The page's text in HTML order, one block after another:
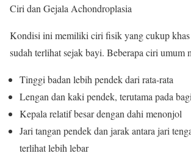
Ciri dan Gejala Achondroplasia
Kondisi ini memiliki ciri fisik yang cukup khas
sudah terlihat sejak bayi. Beberapa ciri umum
Tinggi badan lebih pendek dari rata-rata
Lengan dan kaki pendek, terutama pada
Kepala relatif besar dengan dahi menonjol
Jari tangan pendek dan jarak antara jari
terlihat lebih lebar